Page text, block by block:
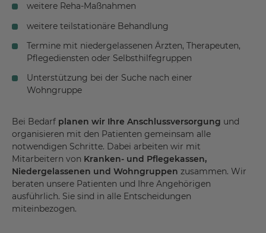
weitere Reha-Maßnahmen
weitere teilstationäre Behandlung
Termine mit niedergelassenen Ärzten, Therapeuten,
Pflegediensten oder Selbsthilfegruppen
Unterstützung bei der Suche nach einer
Wohngruppe
Bei Bedarf planen wir Ihre Anschlussversorgung und
organisieren mit den Patienten gemeinsam alle
notwendigen Schritte. Dabei arbeiten wir mit
Mitarbeitern von Kranken- und Pflegekassen,
Niedergelassenen und Wohngruppen zusammen. Wir
beraten unsere Patienten und Ihre Angehörigen
ausführlich. Sie sind in alle Entscheidungen
miteinbezogen.